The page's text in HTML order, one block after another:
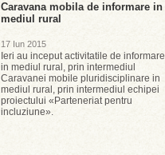
Caravana mobila de informare in
mediul rural
17 Iun 2015
Ieri au inceput activitatile de informare
in mediul rural, prin intermediul
Caravanei mobile pluridisciplinare in
mediul rural, prin intermediul echipei
proiectului «Parteneriat pentru
incluziune».